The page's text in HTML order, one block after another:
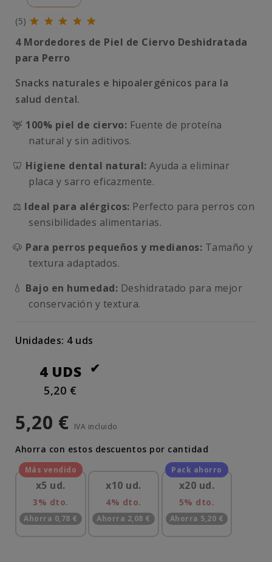
(5)
4 Mordedores de Piel de Ciervo Deshidratada
para Perro
Snacks naturales e hipoalergénicos para la
salud dental.
🦌 100% piel de ciervo: Fuente de proteína
natural y sin aditivos.
🦷 Higiene dental natural: Ayuda a eliminar
placa y sarro eficazmente.
⚖️ Ideal para alérgicos: Perfecto para perros con
sensibilidades alimentarias.
🐶 Para perros pequeños y medianos: Tamaño y
textura adaptados.
💧 Bajo en humedad: Deshidratado para mejor
conservación y textura.
Unidades: 4 uds
4 UDS
5,20 €
5,20 € IVA incluido
Ahorra con estos descuentos por cantidad
x5 ud.
3% dto.
Ahorra 0,78 €
x10 ud.
4% dto.
Ahorra 2,08 €
x20 ud.
5% dto.
Ahorra 5,20 €